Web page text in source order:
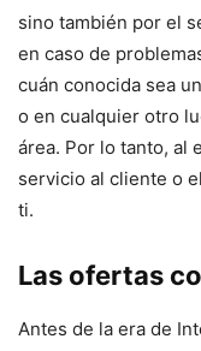
sino también por el
en caso de
cuán conocida sea
o en cualquier otro
área. Por lo tanto, al
servicio al cliente o
ti.
Las ofertas
Antes de la era de